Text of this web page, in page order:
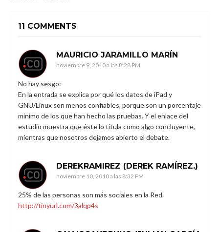
11 COMMENTS
MAURICIO JARAMILLO MARÍN
noviembre 9, 2010 a las 8:28 PM
No hay sesgo:
En la entrada se explica por qué los datos de iPad y
GNU/Linux son menos confiables, porque son un porcentaje
mínimo de los que han hecho las pruebas. Y el enlace del
estudio muestra que éste lo titula como algo concluyente,
mientras que nosotros dejamos abierto el debate.
DEREKRAMIREZ (DEREK RAMÍREZ.)
noviembre 10, 2010 a las 8:32 PM
25% de las personas son más sociales en la Red.
http://tinyurl.com/3alqp4s